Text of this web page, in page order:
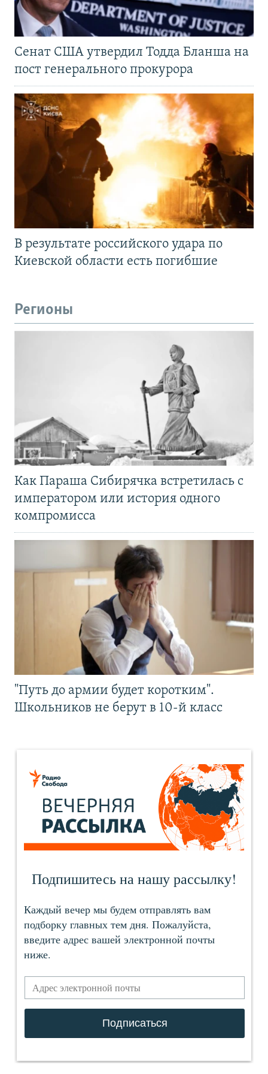
Сенат США утвердил Тодда Бланша на
пост генерального прокурора
В результате российского удара по
Киевской области есть погибшие
Регионы
Как Параша Сибирячка встретилась с
императором или история одного
компромисса
"Путь до армии будет коротким".
Школьников не берут в 10-й класс